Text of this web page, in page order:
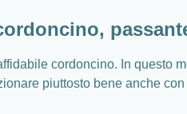
cordoncino. In questo
piuttosto bene anche